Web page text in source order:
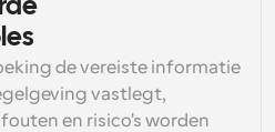
de vereiste informatie
vastlegt,
en risico's worden